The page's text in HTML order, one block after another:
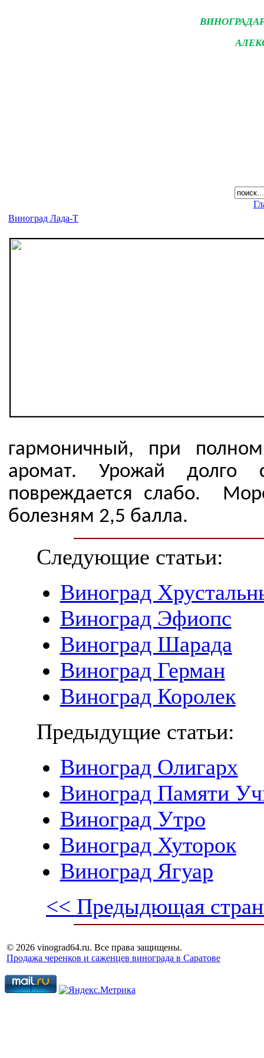
Виноград Лада-Т
гармоничный, при
аромат. Урожай долго
повреждается слабо.
болезням 2,5 балла.
Следующие статьи:
Виноград
Виноград Эфиопс
Виноград Шарада
Виноград Герман
Виноград Королек
Предыдущие статьи:
Виноград Олигарх
Виноград Памяти
Виноград Утро
Виноград Хуторок
Виноград Ягуар
<< Предыдющая
© 2026 vinograd64.ru. Все права защищены.
Продажа черенков и саженцев винограда в Саратове